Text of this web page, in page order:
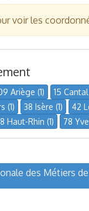
voir les
Ariège (1) 15 Cantal
(1) 38 Isère (1) 42
Haut-Rhin (1) 78
des Métiers